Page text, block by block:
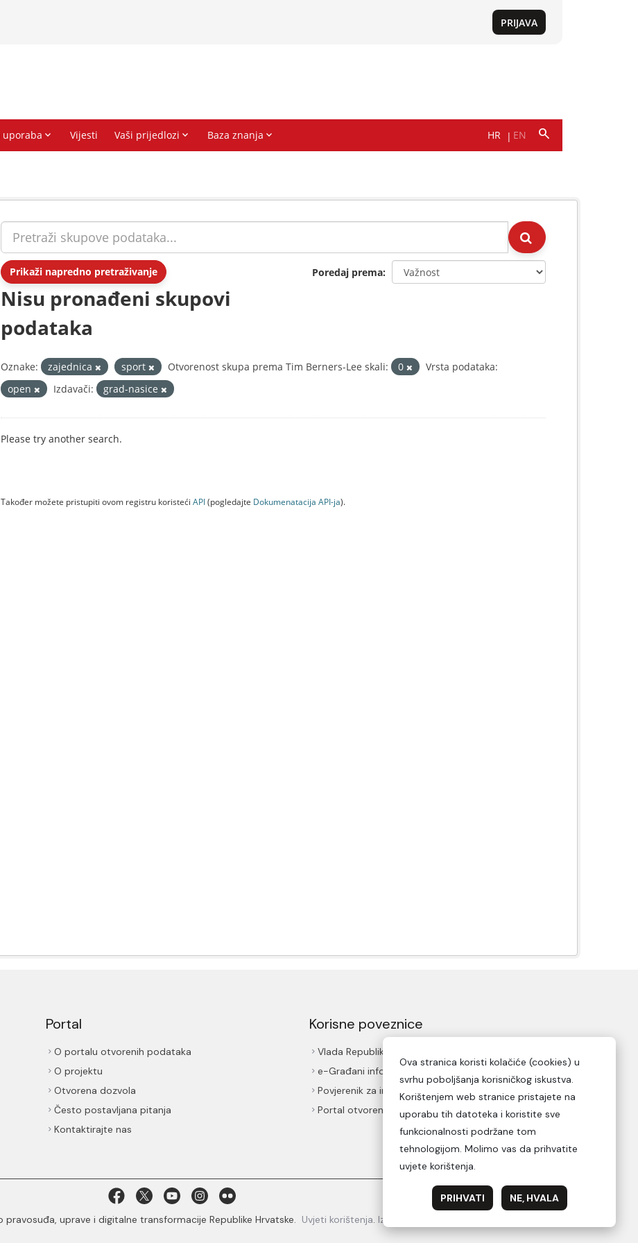
Prikaži napredno pretraživanje Poredaj prema
Nisu pronađeni skupovi
podataka
Oznake: zajednica sport Otvorenost skupa prema Tim Berners-Lee skali: 0
Vrsta podataka:
open
Izdavači: grad-nasice
Please try another search.
Također možete pristupiti ovom registru koristeći API(pogledajte Dokumenаtаcijа API-jа).